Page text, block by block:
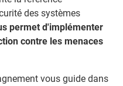
des systèmes
permet d'implémenter
contre les menaces
vous guide dans